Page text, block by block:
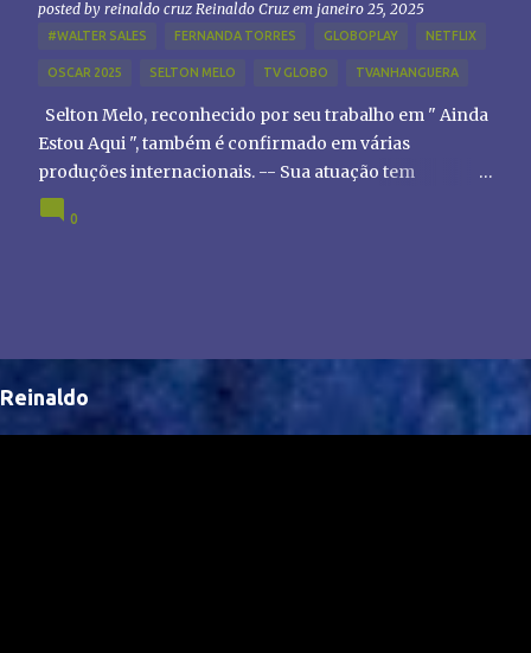
posted by reinaldo cruz Reinaldo Cruz em janeiro 25, 2025
#WALTER SALES FERNANDA TORRES GLOBOPLAY NETFLIX
OSCAR 2025 SELTON MELO TV GLOBO TVANHANGUERA
Selton Melo, reconhecido por seu trabalho em " Ainda
Estou Aqui ", também é confirmado em várias
produções internacionais. -- Sua atuação tem
chamado atenção de diretores e produtores fora do
Brasil, abrindo portas para novas oportunidades no
0
Reinaldo